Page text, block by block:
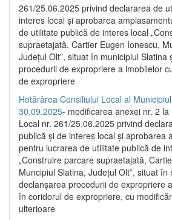
261/25.06.2025 privind declararea de
interes local și aprobarea
de utilitate publică de interes local
supraetajată, Cartier Eugen Ionescu,
Județul Olt”, situat în municipiul Slatina
procedurii de expropriere a imobilelor
de expropriere
Hotărârea Consiliului Local al
30.09.2025- modificarea anexei nr. 2
Local nr. 261/25.06.2025 privind
publică şi de interes local şi aprobarea
pentru lucrarea de utilitate publică de
„Construire parcare supraetajată,
Muncipiul Slatina, Judeţul Olt”, situat în
declanşarea procedurii de expropriere
în coridorul de expropriere, cu
ulterioare